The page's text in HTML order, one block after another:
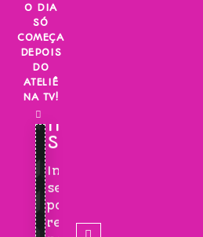
Skip
content
O DIA
SÓ
COMEÇA
DEPOIS
DO
ATELIÊ
NA TV!
INSCREVA-
SE!
Inscreva-
se
para
receber